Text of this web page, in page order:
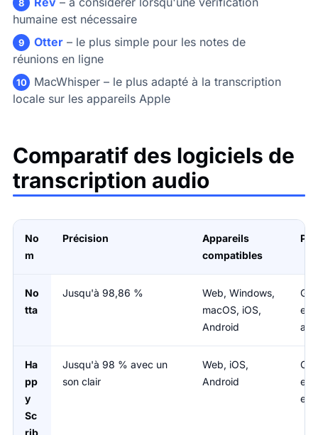
8
humaine est nécessaire
9 Otter – le plus simple pour les notes de
réunions en ligne
10 MacWhisper – le plus adapté à la transcription
locale sur les appareils Apple
Comparatif des logiciels de
transcription audio
No
m
Précision
Appareils
compatibles
No
tta
Jusqu'à 98,86 %
Web, Windows,
macOS, iOS,
Android
Ha
pp
y
Sc
Jusqu'à 98 % avec un
son clair
Web, iOS,
Android